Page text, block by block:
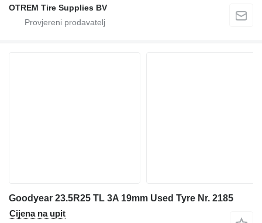
OTREM Tire Supplies BV
Goodyear 23.5R25 TL 3A 19mm Used Tyre Nr. 2185
Cijena na upit